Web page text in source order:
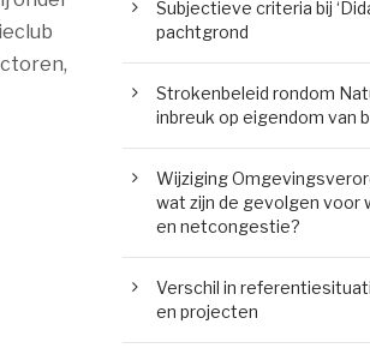
Subjectieve criteria bij
pachtgrond
Strokenbeleid rondom
inbreuk op eigendom van
Wijziging
wat zijn de gevolgen voor
en netcongestie?
Verschil in
en projecten